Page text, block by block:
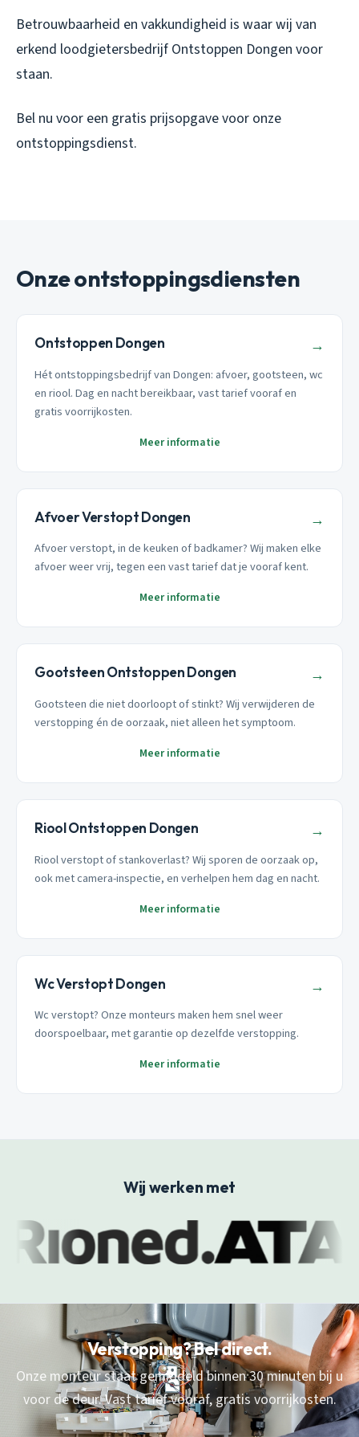
Betrouwbaarheid en vakkundigheid is waar wij van
erkend loodgietersbedrijf Ontstoppen Dongen voor
staan.
Bel nu voor een gratis prijsopgave voor onze
ontstoppingsdienst.
Onze ontstoppingsdiensten
Ontstoppen Dongen →
Hét ontstoppingsbedrijf van Dongen: afvoer, gootsteen, wc
en riool. Dag en nacht bereikbaar, vast tarief vooraf en
gratis voorrijkosten.
Meer informatie
Afvoer Verstopt Dongen →
Afvoer verstopt, in de keuken of badkamer? Wij maken elke
afvoer weer vrij, tegen een vast tarief dat je vooraf kent.
Meer informatie
Gootsteen Ontstoppen Dongen →
Gootsteen die niet doorloopt of stinkt? Wij verwijderen de
verstopping én de oorzaak, niet alleen het symptoom.
Meer informatie
Riool Ontstoppen Dongen →
Riool verstopt of stankoverlast? Wij sporen de oorzaak op,
ook met camera-inspectie, en verhelpen hem dag en nacht.
Meer informatie
Wc Verstopt Dongen →
Wc verstopt? Onze monteurs maken hem snel weer
doorspoelbaar, met garantie op dezelfde verstopping.
Meer informatie
Wij werken met
Verstopping? Bel direct.
Onze monteur staat gemiddeld binnen 30 minuten bij u
voor de deur. Vast tarief vooraf, gratis voorrijkosten.